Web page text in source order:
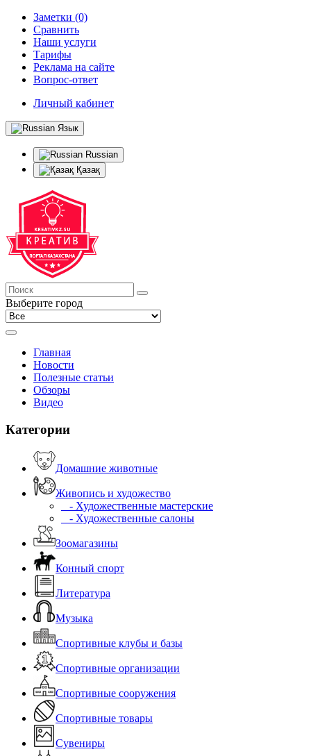
Заметки (0)
Сравнить
Наши услуги
Тарифы
Реклама на сайте
Вопрос-ответ
Личный кабинет
Язык
Russian
Қазақ
Выберите город
Главная
Новости
Полезные статьи
Обзоры
Видео
Категории
Домашние животные
Живопись и художество
- Художественные мастерские
- Художественные салоны
Зоомагазины
Конный спорт
Литература
Музыка
Спортивные клубы и базы
Спортивные организации
Спортивные сооружения
Спортивные товары
Сувениры